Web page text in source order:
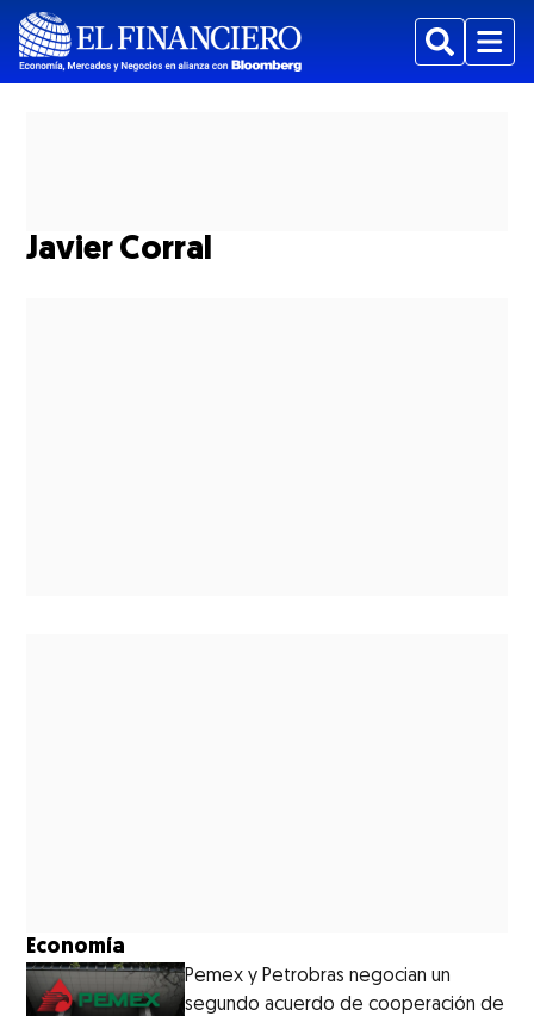
BuscarMenu
Javier Corral
Economía
Pemex y Petrobras negocian un
segundo acuerdo de cooperación de